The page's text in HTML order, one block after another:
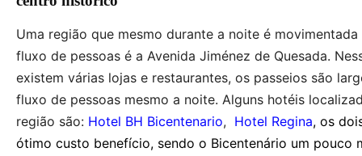
Uma região que mesmo durante a noite é movimentada
fluxo de pessoas é a Avenida Jiménez de Quesada.
existem várias lojas e restaurantes, os passeios são
fluxo de pessoas mesmo a noite. Alguns hotéis
região são: Hotel BH Bicentenario, Hotel Regina, os
ótimo custo benefício, sendo o Bicentenário um pouco